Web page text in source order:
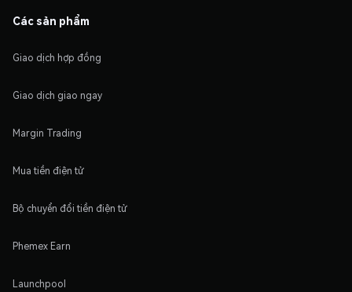
Các sản phẩm
Giao dịch hợp đồng
Giao dịch giao ngay
Margin Trading
Mua tiền điện tử
Bộ chuyển đổi tiền điện tử
Phemex Earn
Launchpool